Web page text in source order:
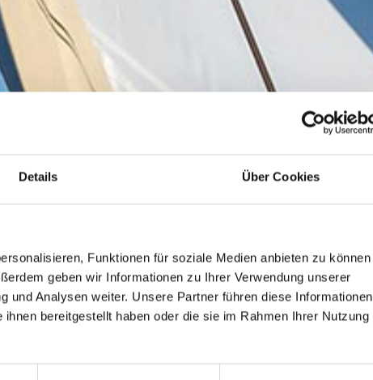
Details Über Cookies
Funktionen für soziale Medien anbieten zu können
geben wir Informationen zu Ihrer Verwendung unserer
und Analysen weiter. Unsere Partner führen diese Informationen
bereitgestellt haben oder die sie im Rahmen Ihrer Nutzung